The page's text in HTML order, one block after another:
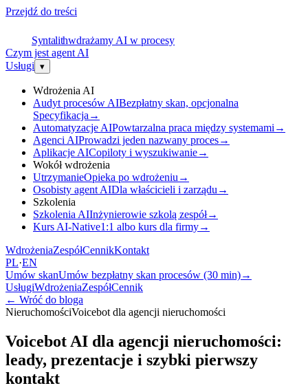
Przejdź do treści
Syntalithwdrażamy AI w procesy
Czym jest agent AI
Usługi ▾
Wdrożenia AI
Audyt procesów AIBezpłatny skan, opcjonalna
Specyfikacja →
Automatyzacje AIPowtarzalna praca między systemami →
Agenci AIProwadzi jeden nazwany proces→
Aplikacje AICopiloty i wyszukiwanie→
Wokół wdrożenia
UtrzymanieOpieka po wdrożeniu →
Osobisty agent AIDla właścicieli i zarządu →
Szkolenia
Szkolenia AIInżynierowie szkolą zespół→
Kurs AI-Native1:1 albo kurs dla firmy→
WdrożeniaZespółCennikKontakt
PL·EN
Umów skanUmów bezpłatny skan procesów (30 min)→
UsługiWdrożeniaZespółCennik
← Wróć do bloga
NieruchomościVoicebot dla agencji nieruchomości
Voicebot AI dla agencji nieruchomości:
leady, prezentacje i szybki pierwszy
kontakt